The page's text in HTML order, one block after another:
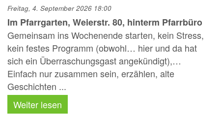
Freitag, 4. September 2026 18:00
Im Pfarrgarten, Weierstr. 80, hinterm Pfarrbüro
Gemeinsam ins Wochenende starten, kein Stress,
kein festes Programm (obwohl… hier und da hat
sich ein Überraschungsgast angekündigt),…
Einfach nur zusammen sein, erzählen, alte
Geschichten ...
Weiter lesen